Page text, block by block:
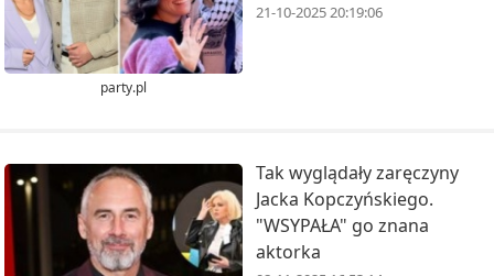
party.pl
21-10-2025 20:19:06
Tak wyglądały zaręczyny
Jacka Kopczyńskiego.
"WSYPAŁA" go znana
aktorka